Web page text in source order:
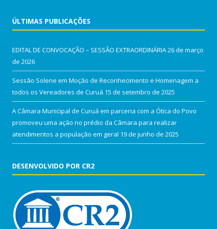
ÚLTIMAS PUBLICAÇÕES
EDITAL DE CONVOCAÇÃO – SESSÃO EXTRAORDINÁRIA26 de março
de 2026
Sessão Solene em Moção de Reconhecimento e Homenagem a
todos os Vereadores de Curuá 15 de setembro de 2025
A Câmara Municipal de Curuá em parceria com a Ótica do Povo
promoveu uma ação no prédio da Câmara para realizar
atendimentos a população em geral 19 de junho de 2025
DESENVOLVIDO POR CR2